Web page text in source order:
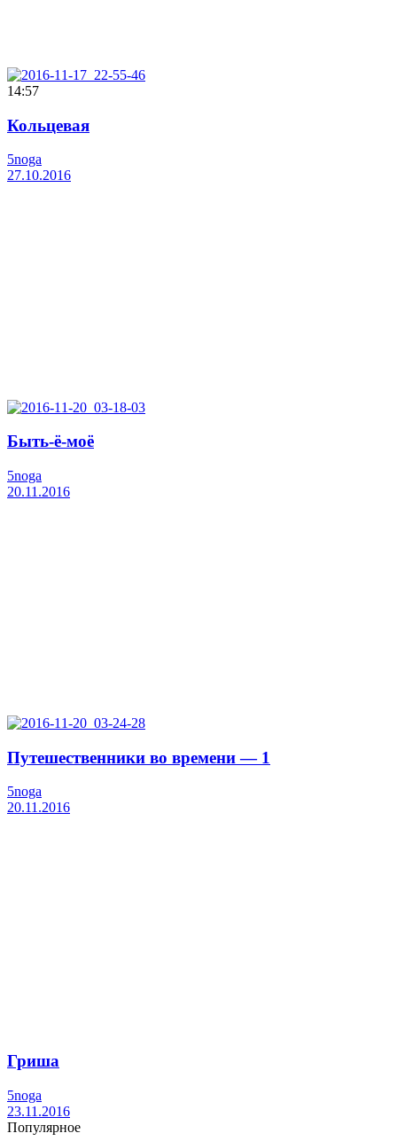
14:57
Кольцевая
5noga
27.10.2016
Быть-ё-моё
5noga
20.11.2016
Путешественники во времени — 1
5noga
20.11.2016
Гриша
5noga
23.11.2016
Популярное